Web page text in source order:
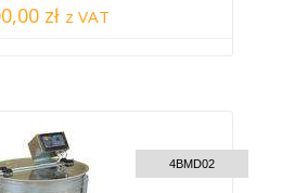
zł z VAT
4BMD02